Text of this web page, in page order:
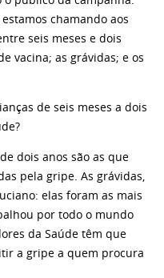
chamando aos
seis meses e dois
vacina; as grávidas; e os
de seis meses a dois
dois anos são as que
pela gripe. As grávidas,
elas foram as mais
por todo o mundo
da Saúde têm que
a gripe a quem procura